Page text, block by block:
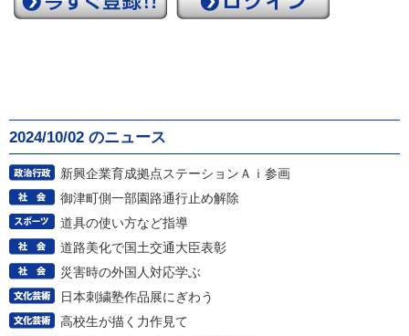
2024/10/02 のニュース
新興企業育成拠点ステーションＡｉ参画
御津町側一部園路通行止め解除
道具の使い方など指導
道路美化で国土交通大臣表彰
災害時の外国人対応学ぶ
日本刺繍塾作品展にぎわう
高校生が描く力作見て